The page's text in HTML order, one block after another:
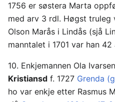
1756 er søstera Marta
med arv 3 rdl. Høgst truleg
Olson Marås i Lindås (sjå
manntalet i 1701 var han
10. Enkjemannen Ola
Kristiansd f. 1727 Grenda
ho var enkje etter Rasmus